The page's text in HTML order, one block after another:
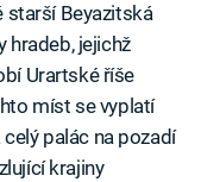
starší Beyazitská
hradeb, jejichž
Urartské říše
míst se vyplatí
palác na pozadí
krajiny